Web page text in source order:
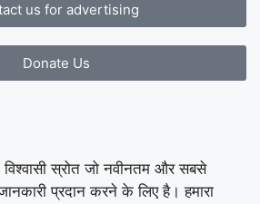
us for advertising
Donate Us
स्रोत जो नवीनतम और सबसे
प्रदान करने के लिए है। हमारा